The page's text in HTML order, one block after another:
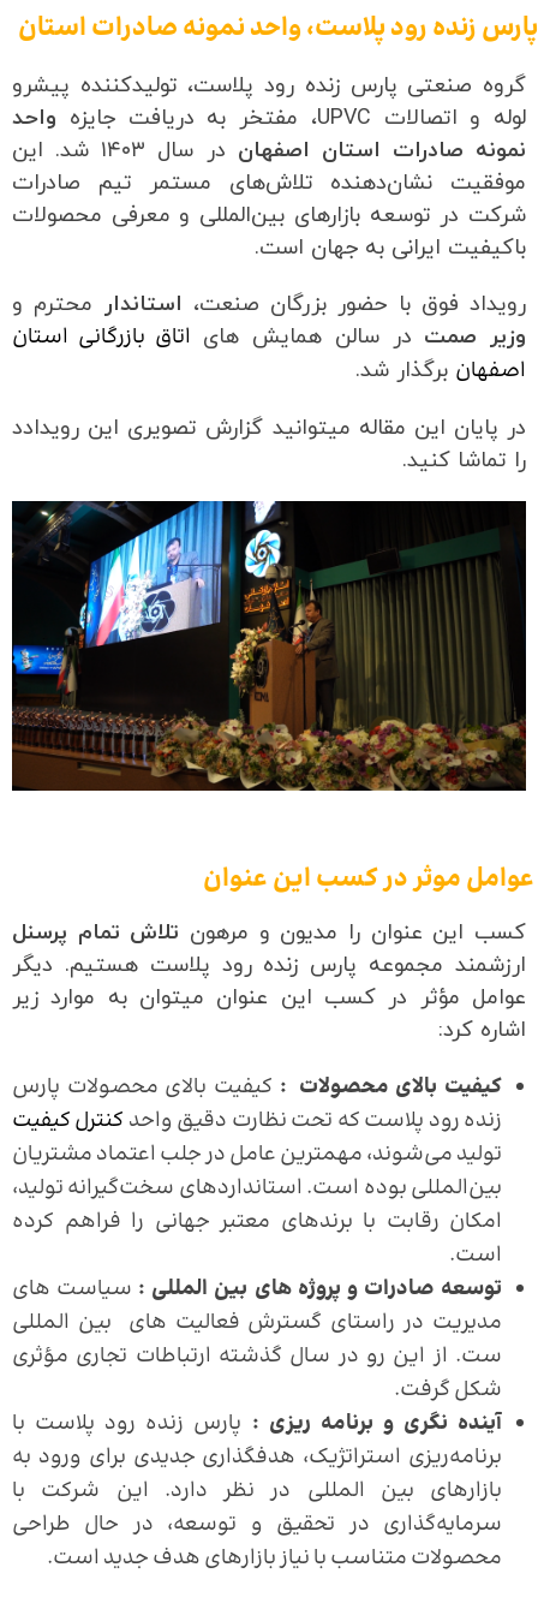
پارس زنده رود پلاست، واحد نمونه صادرات استان
گروه صنعتی پارس زنده رود پلاست، تولیدکننده پیشرو
لوله و اتصالات UPVC، مفتخر به دریافت جایزه
واحد
نمونه صادرات استان اصفهان
در سال ۱۴۰۳ شد. این
موفقیت نشان‌دهنده تلاش‌های مستمر تیم صادرات
شرکت در توسعه بازارهای بین‌المللی و معرفی محصولات
باکیفیت ایرانی به جهان است.
رویداد فوق با حضور بزرگان صنعت، استاندار محترم و
وزیر صمت در سالن همایش های اتاق بازرگانی استان
اصفهان برگذار شد.
در پایان این مقاله میتوانید گزارش تصویری این رویدادد
را تماشا کنید.
عوامل موثر در کسب این عنوان
کسب این عنوان را مدیون و مرهون تلاش تمام پرسنل
ارزشمند مجموعه پارس زنده رود پلاست هستیم. دیگر
عوامل مؤثر در کسب این عنوان میتوان به موارد زیر
اشاره کرد:
کیفیت بالای محصولات : کیفیت بالای محصولات پارس
زنده رود پلاست که تحت نظارت دقیق واحد کنترل کیفیت
تولید می‌شوند، مهمترین عامل در جلب اعتماد مشتریان
بین‌المللی بوده است. استانداردهای سخت‌گیرانه تولید،
امکان رقابت با برندهای معتبر جهانی را فراهم کرده
است.
توسعه صادرات و پروژه های بین المللی : سیاست های
مدیریت در راستای گسترش فعالیت های بین المللی
ست. از این رو در سال گذشته ارتباطات تجاری مؤثری
شکل گرفت.
آینده نگری و برنامه ریزی : پارس زنده رود پلاست با
برنامه‌ریزی استراتژیک، هدفگذاری جدیدی برای ورود به
بازارهای بین المللی در نظر دارد. این شرکت با
سرمایه‌گذاری در تحقیق و توسعه، در حال طراحی
محصولات متناسب با نیاز بازارهای هدف جدید است.